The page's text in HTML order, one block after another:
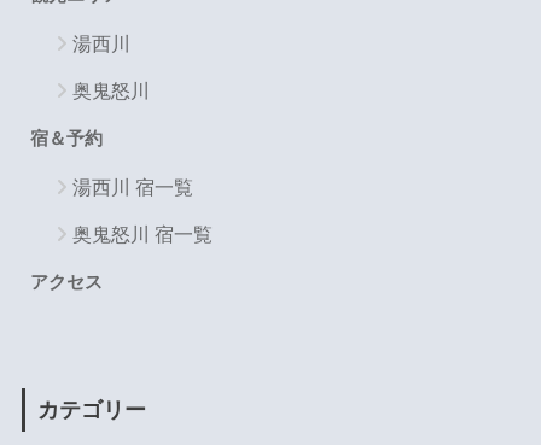
湯西川
奥鬼怒川
宿＆予約
湯西川 宿一覧
奥鬼怒川 宿一覧
アクセス
カテゴリー